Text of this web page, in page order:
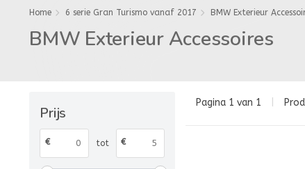
Home 6 serie Gran Turismo vanaf 2017 BMW Exterieur
BMW Exterieur Accessoires
Prijs
€ tot €
Pagina 1 van 1